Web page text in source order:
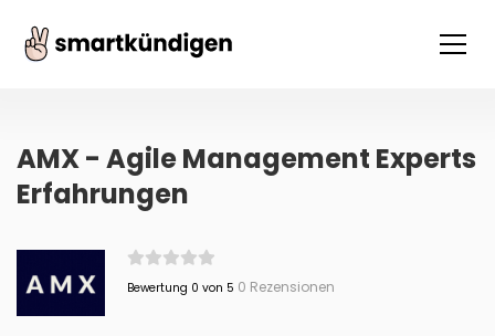
AMX - Agile Management Experts
Erfahrungen
Bewertung 0 von 5 0 Rezensionen